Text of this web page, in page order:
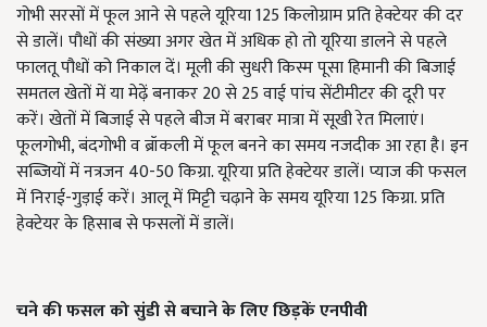
गोभी सरसों में फूल आने से पहले यूरिया 125 किलोग्राम प्रति हेक्टेयर की दर
से डालें। पौधों की संख्या अगर खेत में अधिक हो तो यूरिया डालने से पहले
फालतू पौधों को निकाल दें। मूली की सुधरी किस्म पूसा हिमानी की बिजाई
समतल खेतों में या मेढ़ें बनाकर 20 से 25 वाई पांच सेंटीमीटर की दूरी पर
करें। खेतों में बिजाई से पहले बीज में बराबर मात्रा में सूखी रेत मिलाएं।
फूलगोभी, बंदगोभी व ब्रॉकली में फूल बनने का समय नजदीक आ रहा है। इन
सब्जियों में नत्रजन 40-50 किग्रा. यूरिया प्रति हेक्टेयर डालें। प्याज की फसल
में निराई-गुड़ाई करें। आलू में मिट्टी चढ़ाने के समय यूरिया 125 किग्रा. प्रति
हेक्टेयर के हिसाब से फसलों में डालें।
चने की फसल को सुंडी से बचाने के लिए छिड़कें एनपीवी